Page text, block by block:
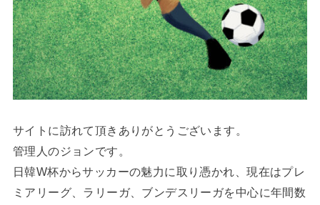
サイトに訪れて頂きありがとうございます。
管理人のジョンです。
日韓W杯からサッカーの魅力に取り憑かれ、現在はプレ
ミアリーグ、ラリーガ、ブンデスリーガを中心に年間数